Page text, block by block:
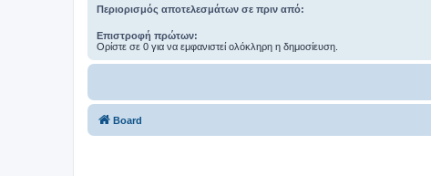
Περιορισμός αποτελεσμάτων σε πριν από:
Επιστροφή πρώτων:
Ορίστε σε 0 για να εμφανιστεί ολόκληρη η δημοσίευση.
Board